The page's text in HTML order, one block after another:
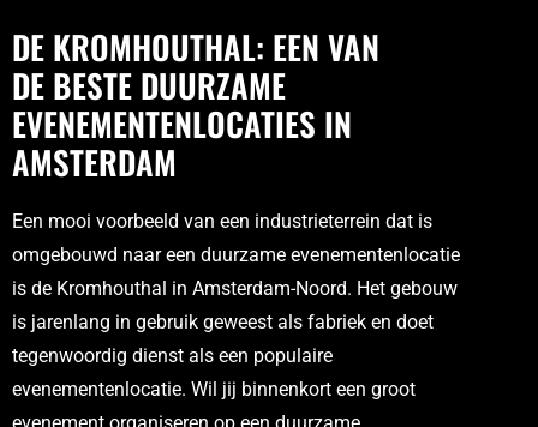
DE KROMHOUTHAL: EEN VAN
DE BESTE DUURZAME
EVENEMENTENLOCATIES IN
AMSTERDAM
Een mooi voorbeeld van een industrieterrein dat is
omgebouwd naar een duurzame evenementenlocatie
is de Kromhouthal in Amsterdam-Noord. Het gebouw
is jarenlang in gebruik geweest als fabriek en doet
tegenwoordig dienst als een populaire
evenementenlocatie. Wil jij binnenkort een groot